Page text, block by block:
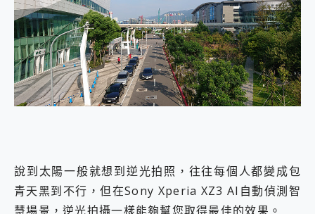
說到太陽一般就想到逆光拍照，往往每個人都變成包
青天黑到不行，但在Sony Xperia XZ3 AI自動偵測智
慧場景，逆光拍攝一樣能夠幫您取得最佳的效果。